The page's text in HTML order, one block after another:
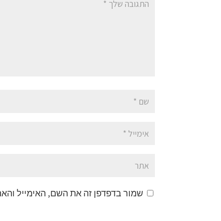
שמור בדפדפן זה את השם, האימייל